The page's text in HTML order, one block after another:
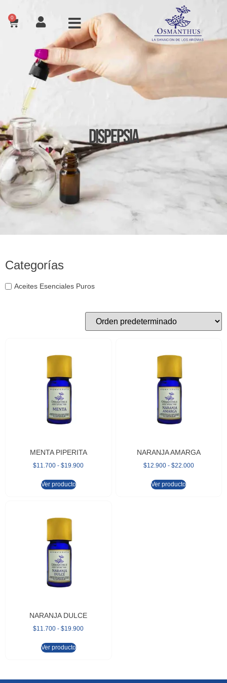
0
Dispepsia
Categorías
Aceites Esenciales Puros
MENTA PIPERITA
$11.700 - $19.900
Ver producto
NARANJA AMARGA
$12.900 - $22.000
Ver producto
NARANJA DULCE
$11.700 - $19.900
Ver producto